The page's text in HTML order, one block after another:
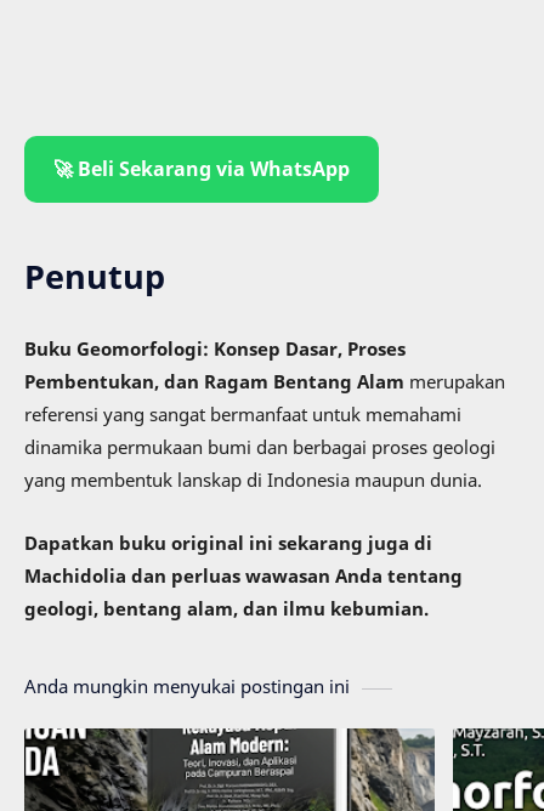
🚀 Beli Sekarang via WhatsApp
Penutup
Buku Geomorfologi: Konsep Dasar, Proses
Pembentukan, dan Ragam Bentang Alam merupakan
referensi yang sangat bermanfaat untuk memahami
dinamika permukaan bumi dan berbagai proses geologi
yang membentuk lanskap di Indonesia maupun dunia.
Dapatkan buku original ini sekarang juga di
Machidolia dan perluas wawasan Anda tentang
geologi, bentang alam, dan ilmu kebumian.
Anda mungkin menyukai postingan ini